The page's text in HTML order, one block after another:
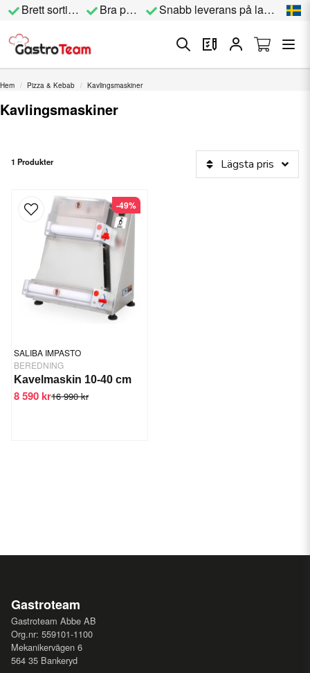
Brett sortiment Bra priser Snabb leverans på lagervara
Hem Pizza & Kebab Kavlingsmaskiner
Kavlingsmaskiner
1 Produkter Lägsta pris
SALIBA IMPASTO
BEREDNING
Kavelmaskin 10-40 cm
16 990 kr
8 590 kr
-49%
Gastroteam
Gastroteam Abbe AB
Org.nr: 559101-1100
Mekanikervägen 6
564 35 Bankeryd